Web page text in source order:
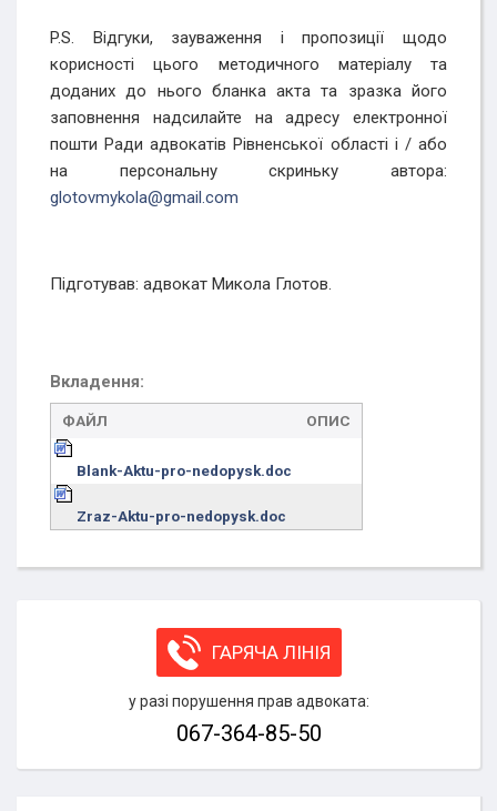
P.S. Відгуки, зауваження і пропозиції щодо
корисності цього методичного матеріалу та
доданих до нього бланка акта та зразка його
заповнення надсилайте на адресу електронної
пошти Ради адвокатів Рівненської області і / або
на персональну скриньку автора:
glotovmykola@gmail.com
Підготував: адвокат Микола Глотов.
Вкладення:
ФАЙЛ ОПИС
Blank-Aktu-pro-nedopysk.doc
Zraz-Aktu-pro-nedopysk.doc
ГАРЯЧА ЛІНІЯ
у разі порушення прав адвоката:
067-364-85-50